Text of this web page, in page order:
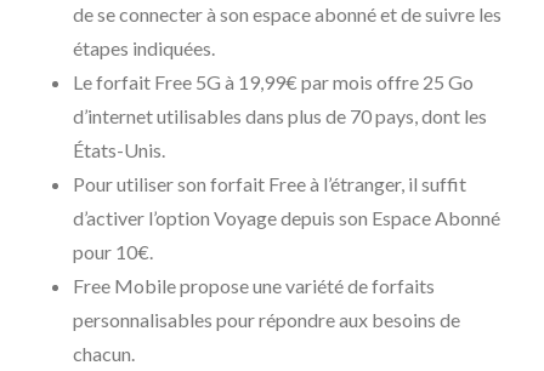
de se connecter à son espace abonné et de suivre les
étapes indiquées.
Le forfait Free 5G à 19,99€ par mois offre 25 Go
d’internet utilisables dans plus de 70 pays, dont les
États-Unis.
Pour utiliser son forfait Free à l’étranger, il suffit
d’activer l’option Voyage depuis son Espace Abonné
pour 10€.
Free Mobile propose une variété de forfaits
personnalisables pour répondre aux besoins de
chacun.